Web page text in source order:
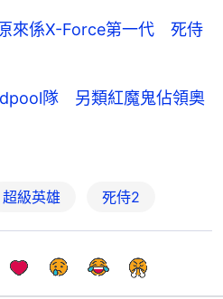
來係X-Force第一代 死侍
隊 另類紅魔鬼佔領奧
超級英雄 死侍2